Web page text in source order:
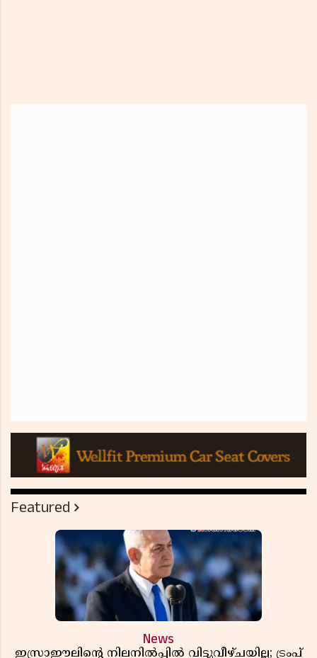
Featured
News
ഇസ്രാഈലിന്റെ നിലനിൽപ്പിൽ വിട്ടുവീഴ്ചയില്ല; ട്രംപ്